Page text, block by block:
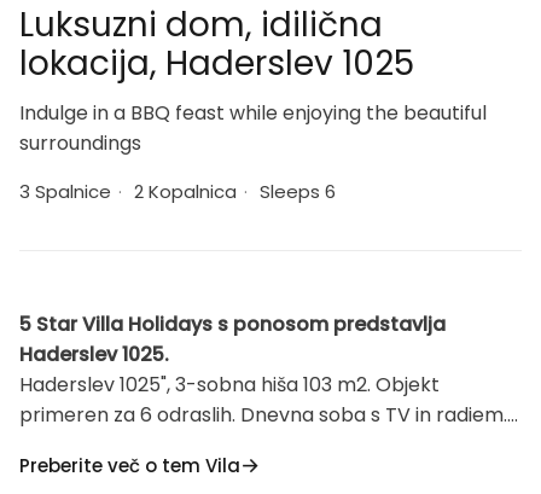
Luksuzni dom, idilična
lokacija, Haderslev 1025
Indulge in a BBQ feast while enjoying the beautiful
surroundings
3 Spalnice · 2 Kopalnica · Sleeps 6
5 Star Villa Holidays s ponosom predstavlja
Haderslev 1025.
Haderslev 1025", 3-sobna hiša 103 m2. Objekt
primeren za 6 odraslih. Dnevna soba s TV in radiem. 1
posteljo. Odprta galerija, 1 soba z 2 posteljama.
Preberite več o tem Vila